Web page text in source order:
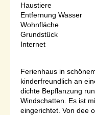
Haustiere
Entfernung Wasser
Wohnfläche
Grundstück
Internet
Ferienhaus in
kinderfreundlich an
dichte Bepflanzung
Windschatten. Es ist
eingerichtet. Von dee